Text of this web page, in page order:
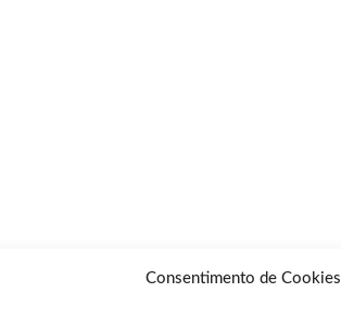
Consentimento de Cookies